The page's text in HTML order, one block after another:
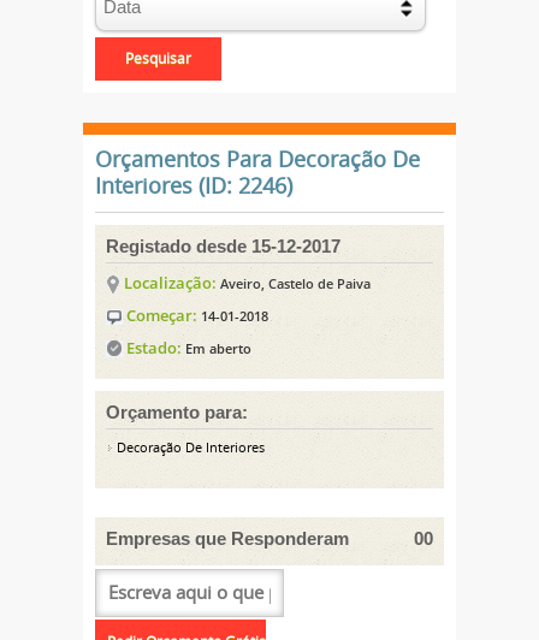
Orçamentos Para Decoração De
Interiores (ID: 2246)
Registado desde 15-12-2017
Localização: Aveiro, Castelo de Paiva
Começar: 14-01-2018
Estado: Em aberto
Orçamento para:
Decoração De Interiores
Empresas que Responderam 00